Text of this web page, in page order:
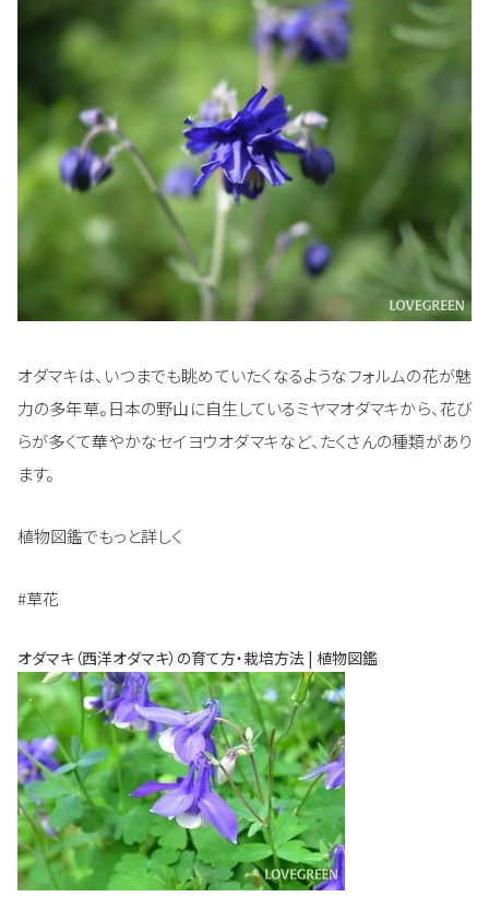
オダマキは、いつまでも眺めていたくなるようなフォルムの花が魅
力の多年草。日本の野山に自生しているミヤマオダマキから、花び
らが多くて華やかなセイヨウオダマキなど、たくさんの種類があり
ます。
植物図鑑でもっと詳しく
#草花
オダマキ（西洋オダマキ）の育て方・栽培方法 | 植物図鑑